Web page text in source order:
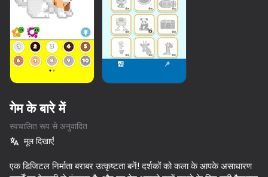
PixWorld
Crossy Road
Online piano
गेम के बारे में
स्वचालित रूप से अनुवादित
मूल दिखाएँ
एक डिजिटल निर्माता बराबर उत्कृष्टता बनें! दर्शकों को कला के आपके असाधारण